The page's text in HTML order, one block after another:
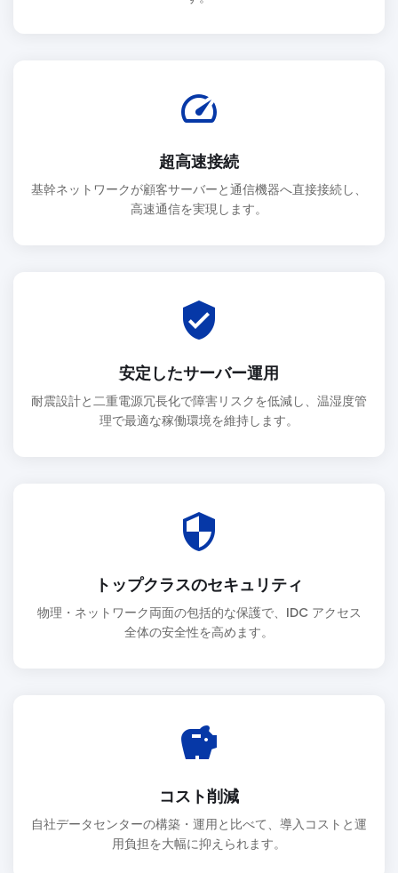
speed
超高速接続
基幹ネットワークが顧客サーバーと通信機器へ直接接続し、
高速通信を実現します。
verified_user
安定したサーバー運用
耐震設計と二重電源冗長化で障害リスクを低減し、温湿度管
理で最適な稼働環境を維持します。
security
トップクラスのセキュリティ
物理・ネットワーク両面の包括的な保護で、IDC アクセス
全体の安全性を高めます。
savings
コスト削減
自社データセンターの構築・運用と比べて、導入コストと運
用負担を大幅に抑えられます。